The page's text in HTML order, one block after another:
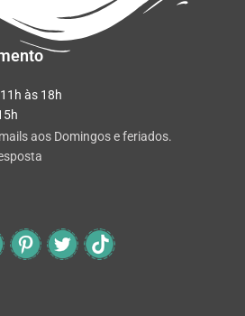
às 18h
aos Domingos e feriados.